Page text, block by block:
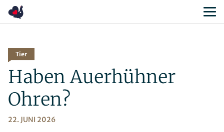
Auerhuhn Glossar
Tier
Haben Auerhühner
Ohren?
22. JUNI 2026